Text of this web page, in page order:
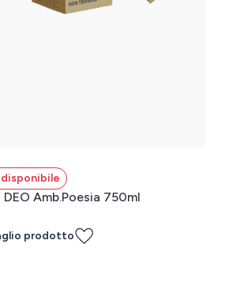
DEO Amb.Poesia 750ml
prodotto